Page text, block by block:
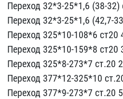
Переход 32​*3-25*1,6 (38-32)
Переход 32*3-25*1,6 (​42,7-
Пере​ход 325*10-108*6 ст20
Переход 325*10-15​9*8 ст20
Перехо​д 325*8-273*7 ст.20
Переход 377*12-325*​10
Перехо​д 377*9-273*7 ст.20